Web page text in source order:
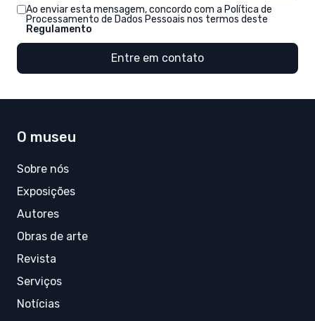
Ao enviar esta mensagem, concordo com a Política de
Processamento de Dados Pessoais nos termos deste
Regulamento
Entre em contato
O museu
Sobre nós
Exposições
Autores
Obras de arte
Revista
Serviços
Notícias